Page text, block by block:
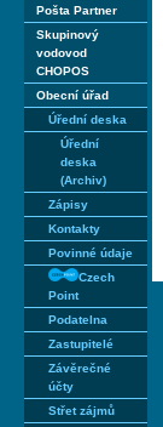
Pošta Partner
Skupinový
vodovod
CHOPOS
Obecní úřad
Úřední deska
Úřední
deska
(Archiv)
Zápisy
Kontakty
Povinné údaje
Czech
Point
Podatelna
Zastupitelé
Závěrečné
účty
Střet zájmů